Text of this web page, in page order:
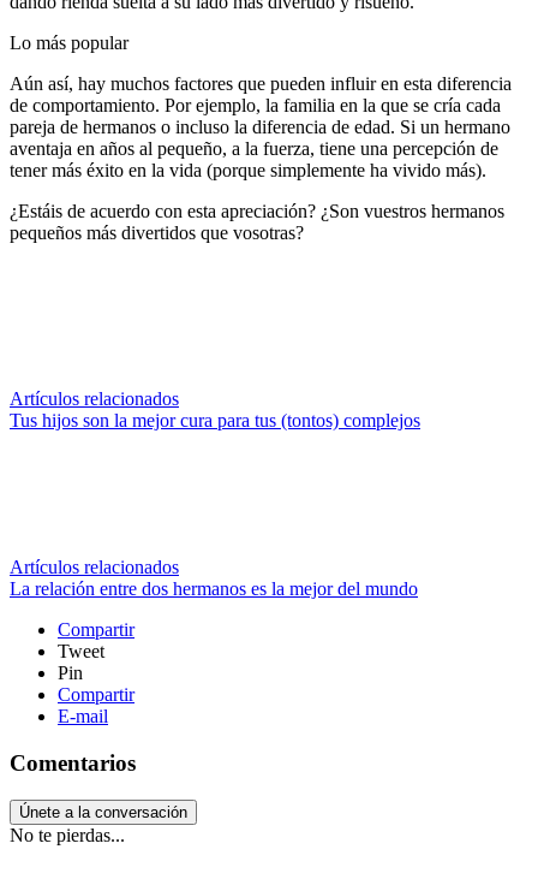
Lo más popular
Aún así, hay muchos factores que pueden influir en esta diferencia
de comportamiento. Por ejemplo, la familia en la que se cría cada
pareja de hermanos o incluso la diferencia de edad. Si un hermano
aventaja en años al pequeño, a la fuerza, tiene una percepción de
tener más éxito en la vida (porque simplemente ha vivido más).
¿Estáis de acuerdo con esta apreciación? ¿Son vuestros hermanos
pequeños más divertidos que vosotras?
Artículos relacionados
Tus hijos son la mejor cura para tus (tontos) complejos
Artículos relacionados
La relación entre dos hermanos es la mejor del mundo
Compartir
Tweet
Pin
Compartir
E-mail
Comentarios
Únete a la conversación
No te pierdas...